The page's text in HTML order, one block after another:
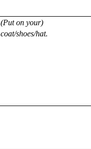
(Put on your)
coat/shoes/hat.